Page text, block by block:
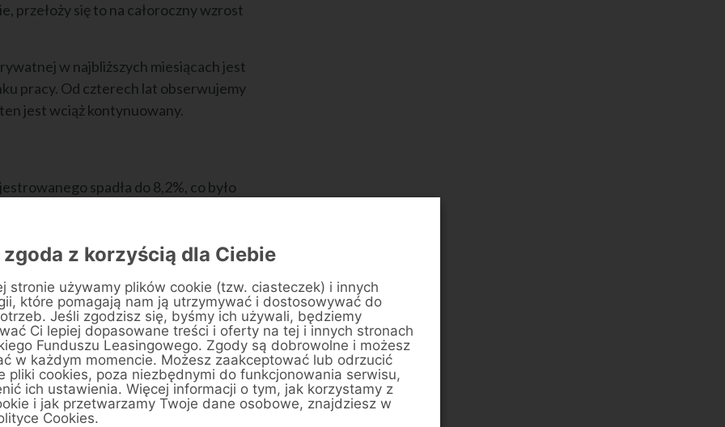
przełoży się to na całoroczny wzrost
w najbliższych miesiącach jest
pracy. Od czterech lat obserwujemy
jest wciąż kontynuowany.
spadła do 8,2%, co było
w sektorze przedsiębiorstw 10+.
r/r we wrześniu i średnio 2,8% r/r za I-VIII.
wzrosło o 7,6 tys. etatów, istotnie
Rosnąca ilość ofert zatrudnienia
wskazują, że trend ten będzie
z korzyścią dla Ciebie
stronie używamy plików cookie (tzw. ciasteczek) i innych
które pomagają nam ją utrzymywać i dostosowywać do
Jeśli zgodzisz się, byśmy ich używali, będziemy
Ci lepiej dopasowane treści i oferty na tej i innych stronach
Funduszu Leasingowego. Zgody są dobrowolne i możesz
w każdym momencie. Możesz zaakceptować lub odrzucić
pliki cookies, poza niezbędnymi do funkcjonowania serwisu,
ich ustawienia. Więcej informacji o tym, jak korzystamy z
i jak przetwarzamy Twoje dane osobowe, znajdziesz w
Cookies.